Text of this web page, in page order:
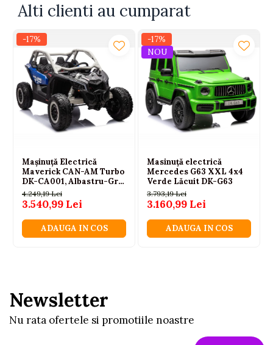
Alti clienti au cumparat
-17%
Mașinuță Electrică
Maverick CAN-AM Turbo
DK-CA001, Albastru-Gri
Lăcuit
4.249,19 Lei
3.540,99 Lei
ADAUGA IN COS
-17%
NOU
Masinuță electrică
Mercedes G63 XXL 4x4
Verde Lăcuit DK-G63
3.793,19 Lei
3.160,99 Lei
ADAUGA IN COS
Newsletter
Nu rata ofertele si promotiile noastre